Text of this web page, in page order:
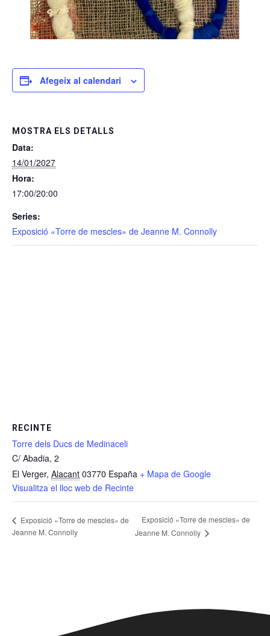
Afegeix al calendari
MOSTRA ELS DETALLS
Data:
14/01/2027
Hora:
17:00/20:00
Series:
Exposició «Torre de mescles» de Jeanne M. Connolly
RECINTE
Torre dels Ducs de Medinaceli
C/ Abadia, 2
El Verger, Alacant 03770 España + Mapa de Google
Visualitza el lloc web de Recinte
Exposició «Torre de mescles» de
Jeanne M. Connolly
Exposició «Torre de mescles» de
Jeanne M. Connolly